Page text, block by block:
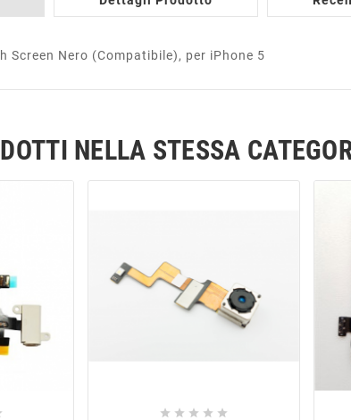
Screen Nero (Compatibile), per iPhone 5
NELLA STESSA
    